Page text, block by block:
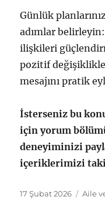
Günlük
adımlar
ilişkileri
pozitif
mesajını pratik
İsterseniz bu
için yorum
deneyiminizi
içeriklerimizi
Yayın
17 Şubat 2026 Aile